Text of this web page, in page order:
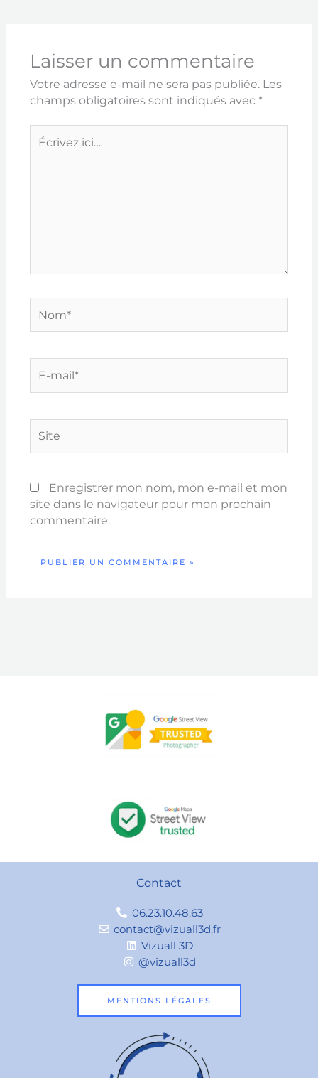
Laisser un commentaire
Votre adresse e-mail ne sera pas publiée. Les
champs obligatoires sont indiqués avec *
ici…
mail*
Enregistrer mon nom, mon e-mail et mon
site dans le navigateur pour mon prochain
commentaire.
Contact
06.23.10.48.63
contact@vizuall3d.fr
Vizuall 3D
@vizuall3d
MENTIONS LÉGALES